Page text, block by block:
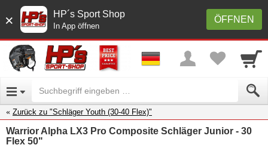
× ÖFFNEN
HP´s Sport Shop
In App öffnen
Zurück zu "Schläger Youth (30-40 Flex)"
Warrior Alpha LX3 Pro Composite Schläger Junior - 30
Flex 50"